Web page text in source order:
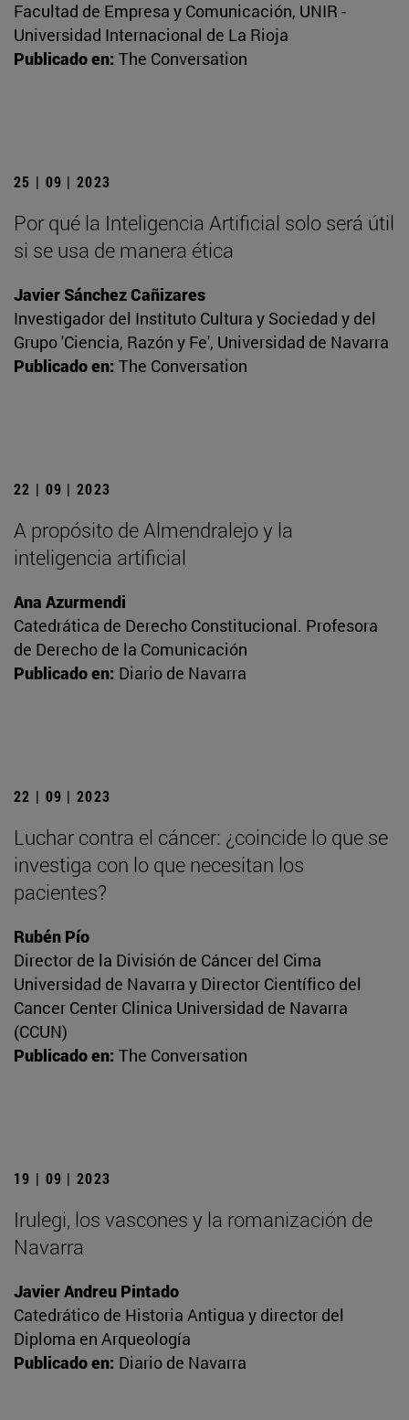
Facultad de Empresa y Comunicación, UNIR -
Universidad Internacional de La Rioja
Publicado en: The Conversation
25 | 09 | 2023
Por qué la Inteligencia Artificial solo será útil
si se usa de manera ética
Javier Sánchez Cañizares
Investigador del Instituto Cultura y Sociedad y del
Grupo 'Ciencia, Razón y Fe', Universidad de Navarra
Publicado en: The Conversation
22 | 09 | 2023
A propósito de Almendralejo y la
inteligencia artificial
Ana Azurmendi
Catedrática de Derecho Constitucional. Profesora
de Derecho de la Comunicación
Publicado en: Diario de Navarra
22 | 09 | 2023
Luchar contra el cáncer: ¿coincide lo que se
investiga con lo que necesitan los
pacientes?
Rubén Pío
Director de la División de Cáncer del Cima
Universidad de Navarra y Director Científico del
Cancer Center Clinica Universidad de Navarra
(CCUN)
Publicado en: The Conversation
19 | 09 | 2023
Irulegi, los vascones y la romanización de
Navarra
Javier Andreu Pintado
Catedrático de Historia Antigua y director del
Diploma en Arqueología
Publicado en: Diario de Navarra